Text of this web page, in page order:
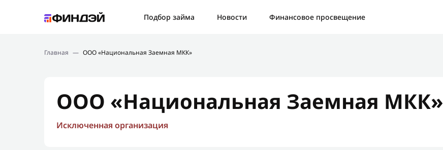
Подбор займа Новости
Финансовое просвещение
Новости
Главная — ООО «Национальная Заемная МКК»
ООО «Национальная Заемная МКК»
Исключенная организация
Ошибка: Контактная форма не найдена.
Отправить новый запрос